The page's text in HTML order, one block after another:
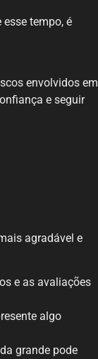
tempo, é
envolvidos em
e seguir
agradável e
e as avaliações
algo
grande pode